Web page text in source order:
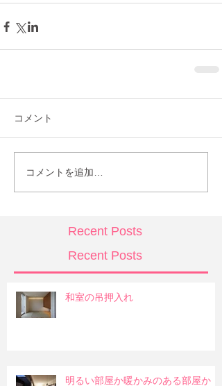
コメント
コメントを追加…
Recent Posts
Recent Posts
和室の吊押入れ
明るい部屋か暖かみのある部屋か